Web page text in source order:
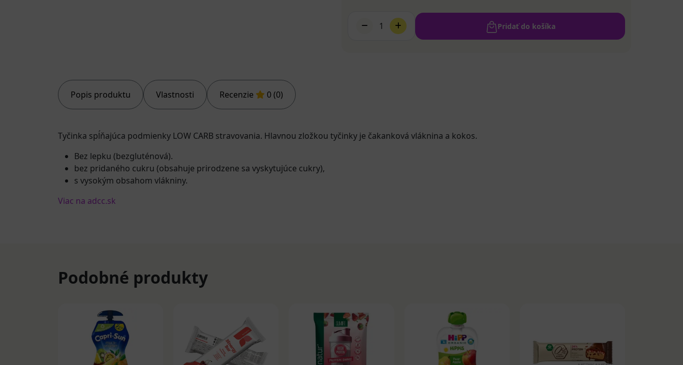
Popis produktu Vlastnosti Recenzie 0 (0)
1 Pridať do košíka
Tyčinka spĺňajúca podmienky LOW CARB stravovania. Hlavnou zložkou tyčinky je čakanková vláknina a kokos.
Bez lepku (bezgluténová).
bez pridaného cukru (obsahuje prirodzene sa vyskytujúce cukry),
s vysokým obsahom vlákniny.
Viac na adcc.sk
Podobné produkty